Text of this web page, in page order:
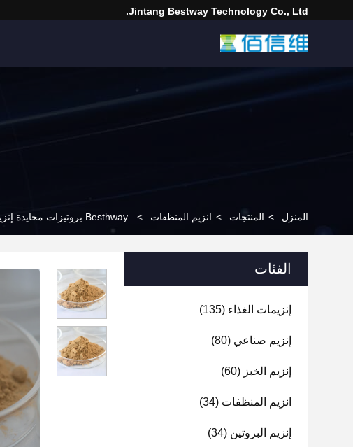
Jintang Bestway Technology Co., Ltd.
المنزل > المنتجات > انزيم المنظفات > Besthway بروتيزات محايدة إنزيم صناعي مسحوق ISO22000
الفئات
إنزيمات الغذاء (135)
إنزيم صناعي (80)
إنزيم الخبز (60)
انزيم المنظفات (34)
إنزيم البروتين (34)